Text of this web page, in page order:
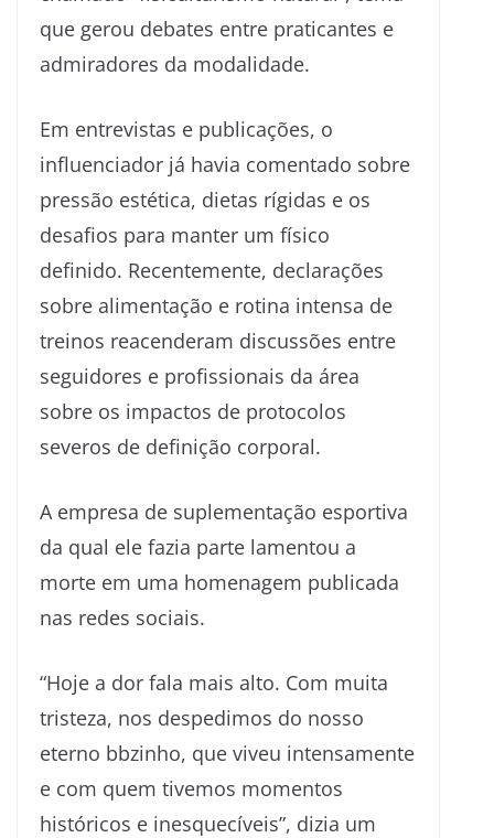
que gerou debates entre praticantes e
admiradores da modalidade.
Em entrevistas e publicações, o
influenciador já havia comentado sobre
pressão estética, dietas rígidas e os
desafios para manter um físico
definido. Recentemente, declarações
sobre alimentação e rotina intensa de
treinos reacenderam discussões entre
seguidores e profissionais da área
sobre os impactos de protocolos
severos de definição corporal.
A empresa de suplementação esportiva
da qual ele fazia parte lamentou a
morte em uma homenagem publicada
nas redes sociais.
“Hoje a dor fala mais alto. Com muita
tristeza, nos despedimos do nosso
eterno bbzinho, que viveu intensamente
e com quem tivemos momentos
históricos e inesquecíveis”, dizia um